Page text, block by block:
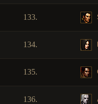
133.
134.
135.
136.